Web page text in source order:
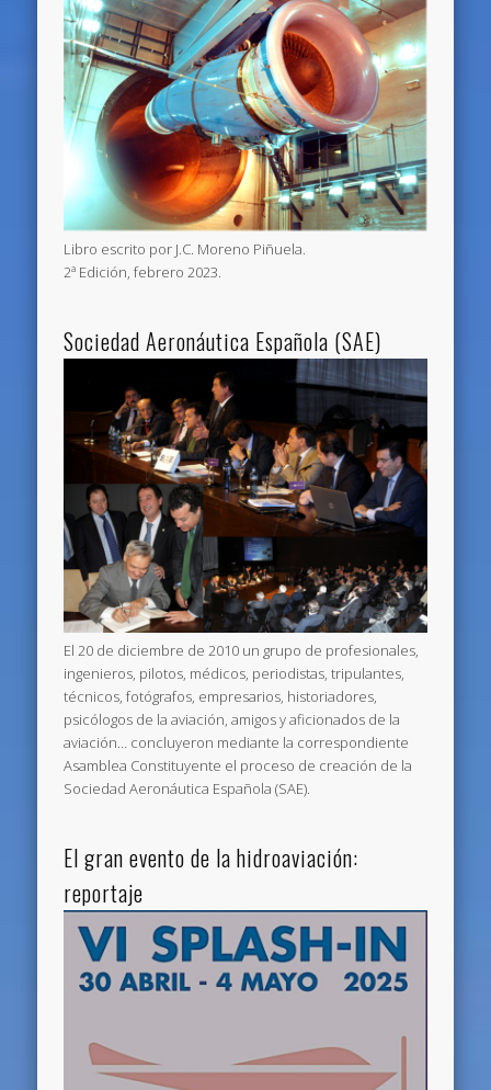
Libro escrito por J.C. Moreno Piñuela.
2ª Edición, febrero 2023.
Sociedad Aeronáutica Española (SAE)
El 20 de diciembre de 2010 un grupo de profesionales,
ingenieros, pilotos, médicos, periodistas, tripulantes,
técnicos, fotógrafos, empresarios, historiadores,
psicólogos de la aviación, amigos y aficionados de la
aviación… concluyeron mediante la correspondiente
Asamblea Constituyente el proceso de creación de la
Sociedad Aeronáutica Española (SAE).
El gran evento de la hidroaviación:
reportaje